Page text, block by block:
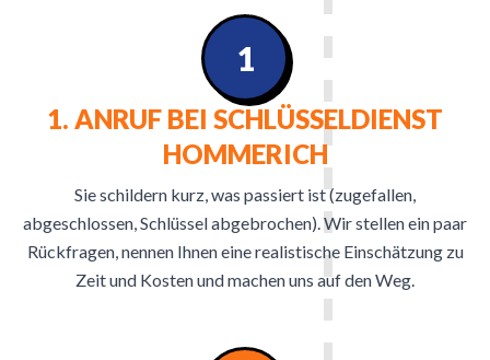
1. ANRUF BEI SCHLÜSSELDIENST
HOMMERICH
Sie schildern kurz, was passiert ist (zugefallen,
abgeschlossen, Schlüssel abgebrochen). Wir stellen ein paar
Rückfragen, nennen Ihnen eine realistische Einschätzung zu
Zeit und Kosten und machen uns auf den Weg.
1